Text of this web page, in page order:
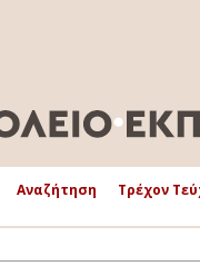
Αναζήτηση
Τρέχον